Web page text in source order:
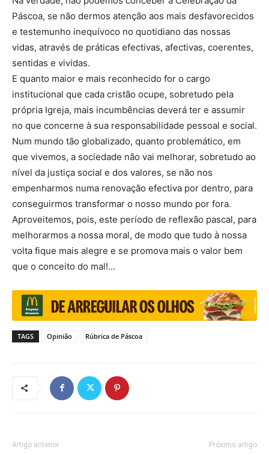
Páscoa, se não dermos atenção aos mais desfavorecidos
e testemunho inequívoco no quotidiano das nossas
vidas, através de práticas efectivas, afectivas, coerentes,
sentidas e vividas.
E quanto maior e mais reconhecido for o cargo
institucional que cada cristão ocupe, sobretudo pela
própria Igreja, mais incumbências deverá ter e assumir
no que concerne à sua responsabilidade pessoal e social.
Num mundo tão globalizado, quanto problemático, em
que vivemos, a sociedade não vai melhorar, sobretudo ao
nível da justiça social e dos valores, se não nos
empenharmos numa renovação efectiva por dentro, para
conseguirmos transformar o nosso mundo por fora.
Aproveitemos, pois, este período de reflexão pascal, para
melhorarmos a nossa moral, de modo que tudo à nossa
volta fique mais alegre e se promova mais o valor bem
que o conceito do mal!…
TAGS Opinião Rúbrica de Páscoa
Artigo anterior Próximo artigo